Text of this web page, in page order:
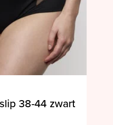
38-44 zwart